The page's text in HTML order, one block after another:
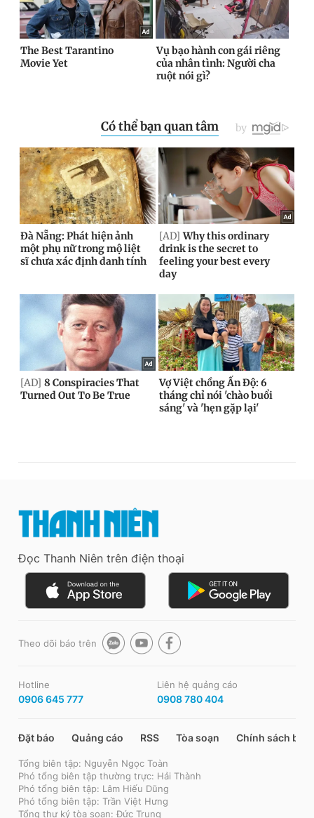
Đọc Thanh Niên trên điện thoại
Theo dõi báo trên
Hotline
0906 645 777
Liên hệ quảng cáo
0908 780 404
Đặt báo Quảng cáo RSS Tòa soạn Chính sách bảo
Tổng biên tập: Nguyễn Ngọc Toàn
Phó tổng biên tập thường trực: Hải Thành
Phó tổng biên tập: Lâm Hiếu Dũng
Phó tổng biên tập: Trần Việt Hưng
Tổng thư ký tòa soạn: Đức Trung